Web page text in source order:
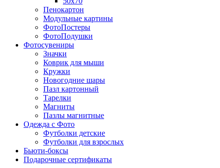
Пенокартон
Модульные картины
ФотоПостеры
ФотоПодушки
Фотоcувениры
Значки
Коврик для мыши
Кружки
Новогодние шары
Пазл картонный
Тарелки
Магниты
Пазлы магнитные
Одежда с Фото
Футболки детские
Футболки для взрослых
Бьюти-боксы
Подарочные сертификаты